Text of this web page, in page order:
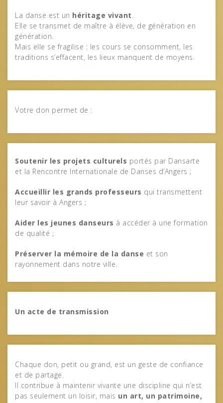
La danse est un héritage vivant.
Elle se transmet de maître à élève, de génération en
génération.
Mais elle se fragilise : les cours se consomment, les
traditions s’effacent, les lieux manquent de moyens.
Votre don permet de :
Soutenir les projets culturels portés par Dansarte
et la Rencontre Internationale de Danses d’Angers ;
Accueillir les grands professeurs qui transmettent
leur savoir à Angers ;
Aider les jeunes danseurs à accéder à une formation
de qualité ;
Préserver la mémoire de la danse et son
rayonnement dans notre ville.
Un acte de transmission
Chaque don, petit ou grand, est un geste de confiance
et de partage.
Il contribue à maintenir vivante une discipline qui n’est
pas seulement un loisir, mais un art, un patrimoine,